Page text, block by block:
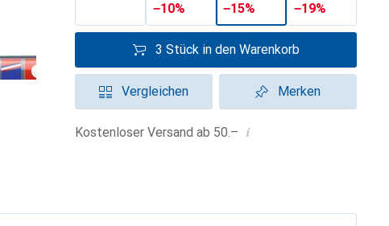
−10% −15% −19%
3 Stück in den Warenkorb
Vergleichen Merken
Kostenloser Versand ab 50.– i